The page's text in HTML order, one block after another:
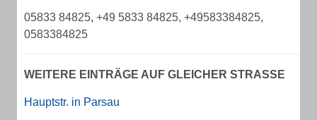
05833 84825, +49 5833 84825, +49583384825,
0583384825
WEITERE EINTRÄGE AUF GLEICHER STRASSE
Hauptstr. in Parsau